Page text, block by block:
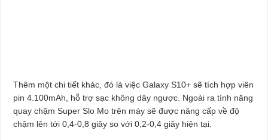
Thêm một chi tiết khác, đó là việc Galaxy S10+ sẽ tích hợp viên
pin 4.100mAh, hỗ trợ sạc không dây ngược. Ngoài ra tính năng
quay chậm Super Slo Mo trên máy sẽ được nâng cấp về độ
chậm lên tới 0,4-0,8 giây so với 0,2-0,4 giây hiện tại.